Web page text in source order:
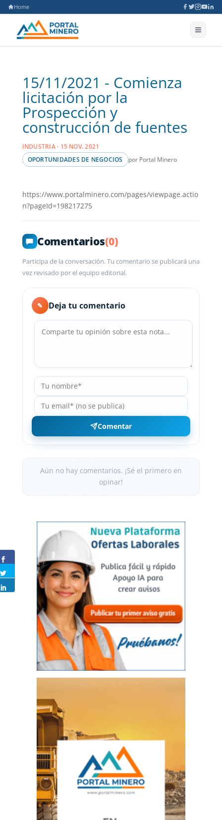
Home
15/11/2021 - Comienza
licitación por la
Prospección y
construcción de fuentes
INDUSTRIA · 15 NOV. 2021
OPORTUNIDADES DE NEGOCIOS
por Portal Minero
https://www.portalminero.com/pages/viewpage.actio
n?pageId=198217275
Comentarios(0)
Participa de la conversación. Tu comentario se publicará una
vez revisado por el equipo editorial.
✎ Deja tu comentario
Comentar
Aún no hay comentarios. ¡Sé el primero en
opinar!